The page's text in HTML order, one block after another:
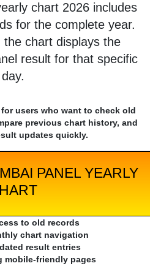
chart 2026 includes
for the complete year.
chart displays the
result for that specific
day.
users who want to check old
previous chart history, and
updates quickly.
PANEL YEARLY
to old records
chart navigation
result entries
mobile-friendly pages